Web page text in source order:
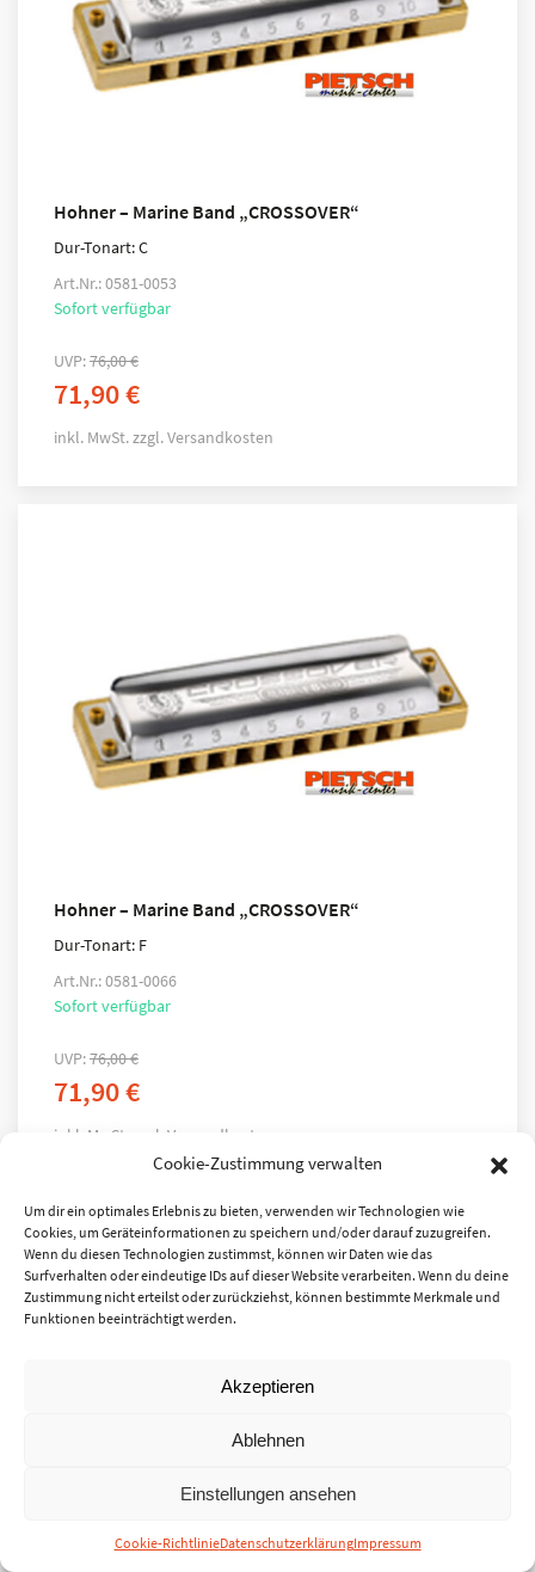
Cookie-Zustimmung verwalten
Um dir ein optimales Erlebnis zu bieten, verwenden wir Technologien wie
Cookies, um Geräteinformationen zu speichern und/oder darauf zuzugreifen.
Wenn du diesen Technologien zustimmst, können wir Daten wie das
Surfverhalten oder eindeutige IDs auf dieser Website verarbeiten. Wenn du deine
Zustimmung nicht erteilst oder zurückziehst, können bestimmte Merkmale und
Funktionen beeinträchtigt werden.
Akzeptieren
Ablehnen
Einstellungen ansehen
Cookie-RichtlinieDatenschutzerklärungImpressum
Hohner – Marine Band „CROSSOVER“
Dur-Tonart: C
Art.Nr.: 0581-0053
Sofort verfügbar
UVP:76,00€
71,90€
inkl. MwSt. zzgl.Versandkosten
Hohner – Marine Band „CROSSOVER“
Dur-Tonart: F
Art.Nr.: 0581-0066
Sofort verfügbar
UVP:76,00€
71,90€
inkl. MwSt. zzgl. Versandkosten